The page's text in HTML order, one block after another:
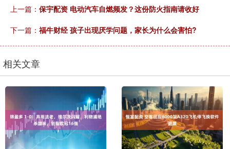
上一篇： 保宇配资 电动汽车自燃频发？这份防火指南请收好
下一篇： 福牛财经 孩子出现厌学问题，家长为什么会害怕?
相关文章